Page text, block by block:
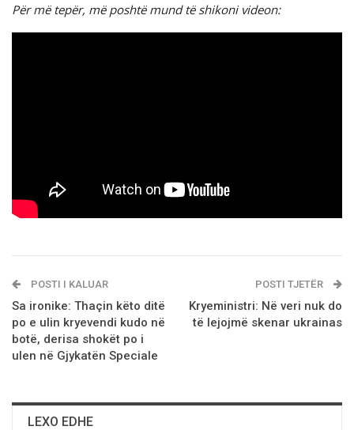
Për më tepër, mё poshtё mund tё shikoni videon:
POSTI I KALUAR
Sa ironike: Thaçin kёto ditё
po e ulin kryevendi kudo nё
botё, derisa shokёt po i
ulen nё Gjykatёn Speciale
POSTI TJETËR
Kryeministri: Në veri nuk do
të lejojmё skenar ukrainas
LEXO EDHE